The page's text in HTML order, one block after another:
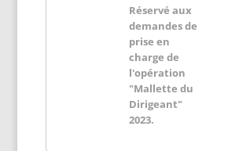
Réservé aux
demandes de
prise en
charge de
l'opération
"Mallette du
Dirigeant"
2023.